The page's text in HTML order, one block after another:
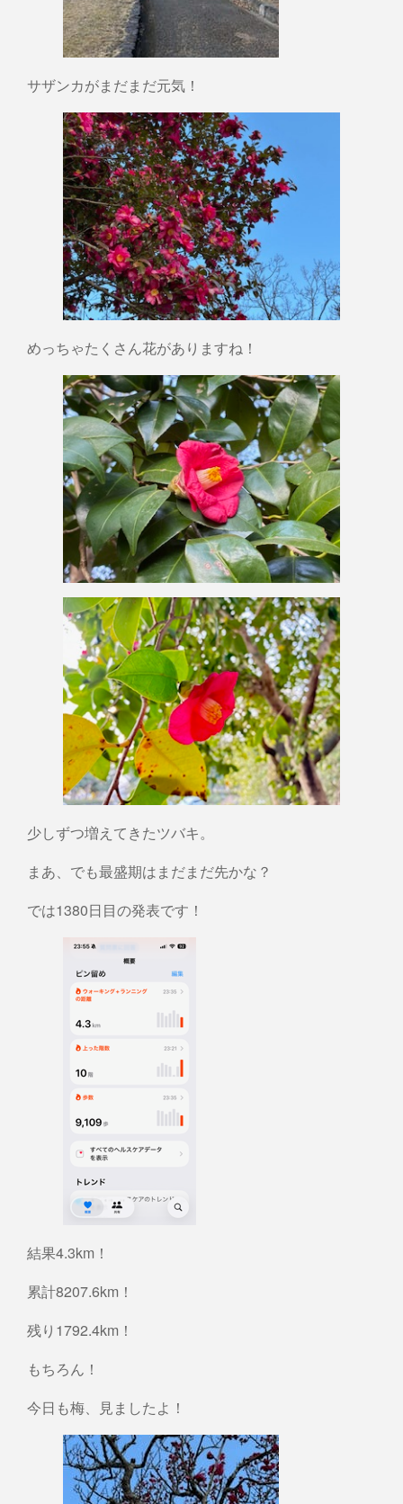
サザンカがまだまだ元気！
めっちゃたくさん花がありますね！
少しずつ増えてきたツバキ。
まあ、でも最盛期はまだまだ先かな？
では1380日目の発表です！
結果4.3km！
累計8207.6km！
残り1792.4km！
もちろん！
今日も梅、見ましたよ！